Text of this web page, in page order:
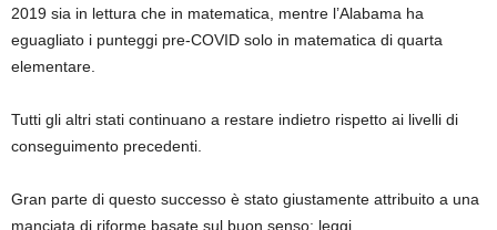
2019 sia in lettura che in matematica, mentre l’Alabama ha
eguagliato i punteggi pre-COVID solo in matematica di quarta
elementare.
Tutti gli altri stati continuano a restare indietro rispetto ai livelli di
conseguimento precedenti.
Gran parte di questo successo è stato giustamente attribuito a una
manciata di riforme basate sul buon senso: leggi